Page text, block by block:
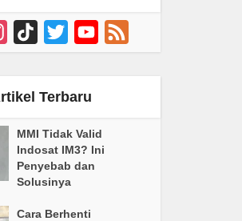
Instagram
TikTok Twitter YouTube
Channel
Terbaru
MMI Tidak Valid
Indosat IM3? Ini
Penyebab dan
Solusinya
Cara Berhenti